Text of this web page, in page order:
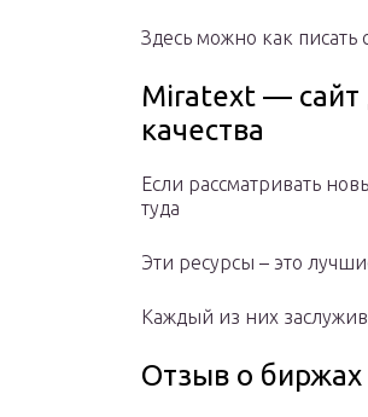
Здесь можно как писать
Miratext — сайт
качества
Если рассматривать
туда
Эти ресурсы – это
Каждый из них
Отзыв о